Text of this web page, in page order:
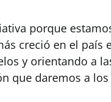
porque
creció en el país
y orientando a
que daremos a